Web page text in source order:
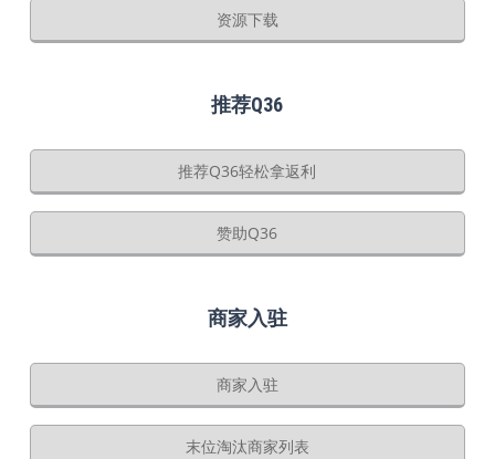
资源下载
推荐Q36
推荐Q36轻松拿返利
赞助Q36
商家入驻
商家入驻
末位淘汰商家列表